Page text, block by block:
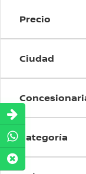
Precio
Ciudad
Categoría